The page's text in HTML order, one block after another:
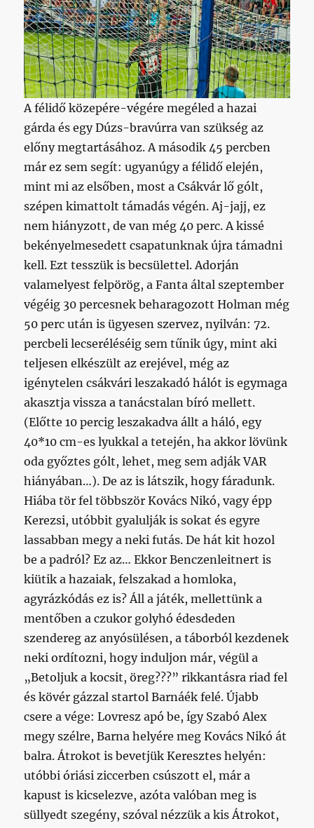
A félidő közepére-végére megéled a hazai
gárda és egy Dúzs-bravúrra van szükség az
előny megtartásához. A második 45 percben
már ez sem segít: ugyanúgy a félidő elején,
mint mi az elsőben, most a Csákvár lő gólt,
szépen kimattolt támadás végén. Aj-jajj, ez
nem hiányzott, de van még 40 perc. A kissé
bekényelmesedett csapatunknak újra támadni
kell. Ezt tesszük is becsülettel. Adorján
valamelyest felpörög, a Fanta által szeptember
végéig 30 percesnek beharagozott Holman még
50 perc után is ügyesen szervez, nyilván: 72.
percbeli lecseréléséig sem tűnik úgy, mint aki
teljesen elkészült az erejével, még az
igénytelen csákvári leszakadó hálót is egymaga
akasztja vissza a tanácstalan bíró mellett.
(Előtte 10 percig leszakadva állt a háló, egy
40*10 cm-es lyukkal a tetején, ha akkor lövünk
oda győztes gólt, lehet, meg sem adják VAR
hiányában…). De az is látszik, hogy fáradunk.
Hiába tör fel többször Kovács Nikó, vagy épp
Kerezsi, utóbbit gyalulják is sokat és egyre
lassabban megy a neki futás. De hát kit hozol
be a padról? Ez az… Ekkor Benczenleitnert is
kiütik a hazaiak, felszakad a homloka,
agyrázkódás ez is? Áll a játék, mellettünk a
mentőben a czukor golyhó édesdeden
szendereg az anyósülésen, a táborból kezdenek
neki ordítozni, hogy induljon már, végül a
„Betoljuk a kocsit, öreg???” rikkantásra riad fel
és kövér gázzal startol Barnáék felé. Újabb
csere a vége: Lovresz apó be, így Szabó Alex
megy szélre, Barna helyére meg Kovács Nikó át
balra. Átrokot is bevetjük Keresztes helyén:
utóbbi óriási ziccerben csúszott el, már a
kapust is kicselezve, azóta valóban meg is
süllyedt szegény, szóval nézzük a kis Átrokot,